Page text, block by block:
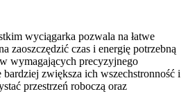
wyciągarka pozwala na łatwe
zaoszczędzić czas i energię potrzebną
wymagających precyzyjnego
zwiększa ich wszechstronność i
przestrzeń roboczą oraz